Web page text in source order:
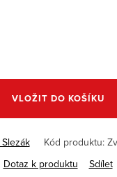
VLOŽIT DO KOŠÍKU
Slezák Kód produktu:
Dotaz k produktu
Sdílet